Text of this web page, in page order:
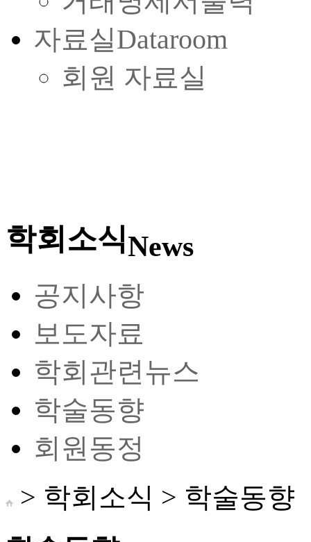
자료실Dataroom
회원 자료실
학회소식News
공지사항
보도자료
학회관련뉴스
학술동향
회원동정
> 학회소식 > 학술동향